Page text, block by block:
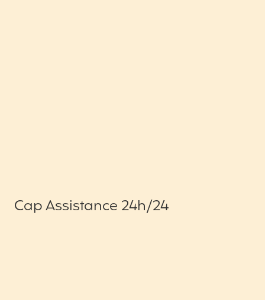
Cap Assistance 24h/24